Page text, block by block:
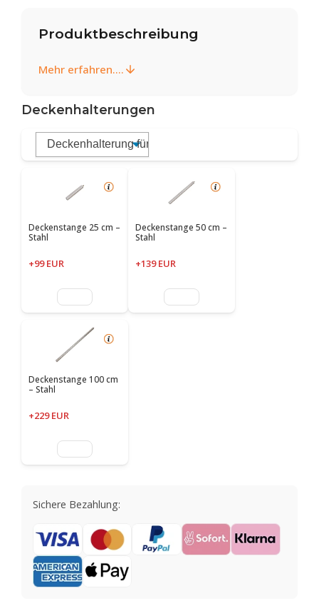
Produktbeschreibung
Mehr erfahren....
Deckenhalterungen
Deckenstange 25 cm –
Stahl
+99 EUR
Deckenstange 50 cm –
Stahl
+139 EUR
Deckenstange 100 cm
– Stahl
+229 EUR
Sichere Bezahlung: